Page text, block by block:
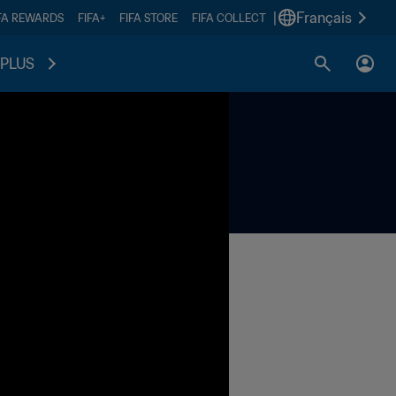
REWARDS FIFA+ FIFA STORE FIFA COLLECT Français
PLUS